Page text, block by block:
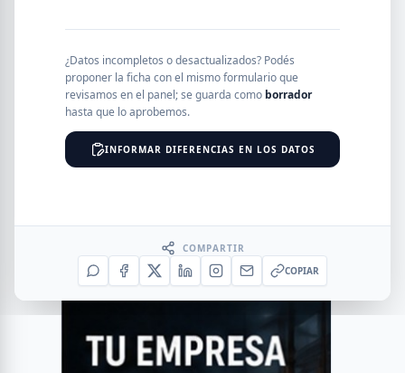
SEGMENTO
PROVINCIA
¿Datos incompletos o desactualizados? Podés
proponer la ficha con el mismo formulario que
revisamos en el panel; se guarda como borrador
hasta que lo aprobemos.
INFORMAR DIFERENCIAS EN LOS DATOS
COMPARTIR
COPIAR